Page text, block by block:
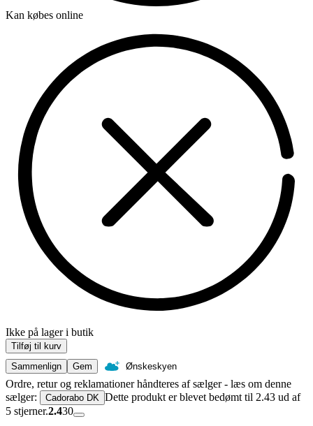
Kan købes online
Ikke på lager i butik
Tilføj til kurv
Sammenlign
Gem Ønskeskyen
Ordre, retur og reklamationer håndteres af sælger - læs om denne
sælger:
Cadorabo DK Dette produkt er blevet bedømt til 2.43 ud af
5 stjerner.2.430